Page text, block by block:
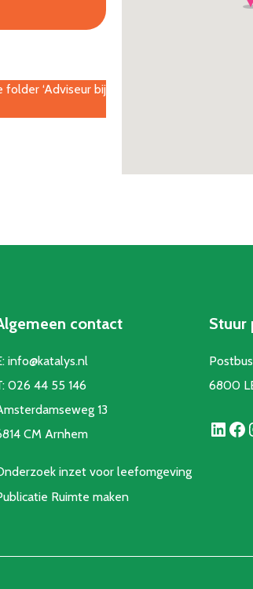
‘Adviseur bij
contact
info@katalys.nl
026 44 55 146
13
CM Arnhem
inzet voor leefomgeving
Ruimte maken
Stuur
6800
LinkedIn Facebook